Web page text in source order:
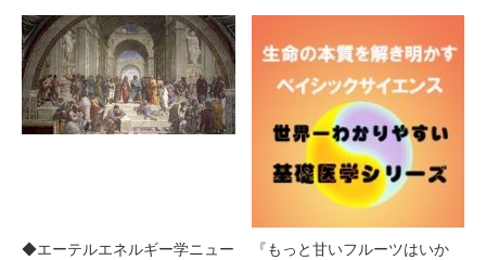
◆エーテルエネルギー学ニュー
『もっと甘いフルーツはいか